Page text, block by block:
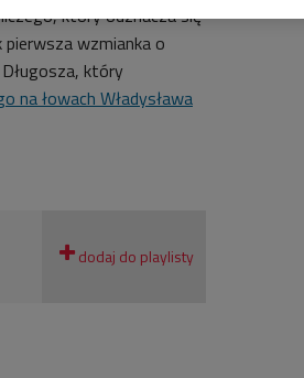
który odznacza się
wzmianka o
który
na łowach Władysława